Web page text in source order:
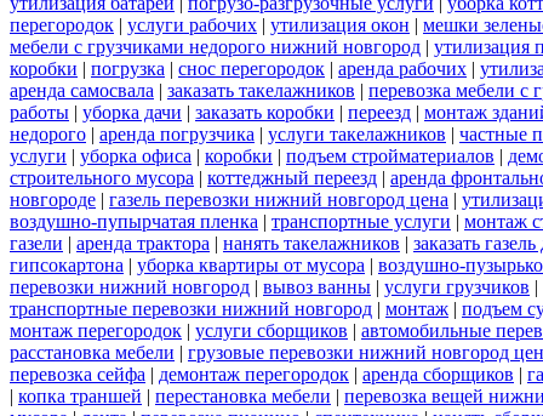
перегородок | услуги рабочих | утилизация окон | мешки
мебели с грузчиками недорого нижний новгород | утилизация
коробки | погрузка | снос перегородок | аренда рабочих |
аренда самосвала | заказать такелажников | перевозка мебели с
работы | уборка дачи | заказать коробки | переезд | монтаж
недорого | аренда погрузчика | услуги такелажников | частные
услуги | уборка офиса | коробки | подъем стройматериалов |
строительного мусора | коттеджный переезд | аренда
новгороде | газель перевозки нижний новгород цена |
воздушно-пупырчатая пленка | транспортные услуги | монтаж
газели | аренда трактора | нанять такелажников | заказать
гипсокартона | уборка квартиры от мусора | воздушно-
перевозки нижний новгород | вывоз ванны | услуги грузчиков |
транспортные перевозки нижний новгород | монтаж | подъем
монтаж перегородок | услуги сборщиков | автомобильные
расстановка мебели | грузовые перевозки нижний новгород
перевозка сейфа | демонтаж перегородок | аренда сборщиков |
| копка траншей | перестановка мебели | перевозка вещей